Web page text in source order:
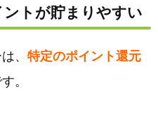
トが貯まりやすい
、 特定のポイント還元
。